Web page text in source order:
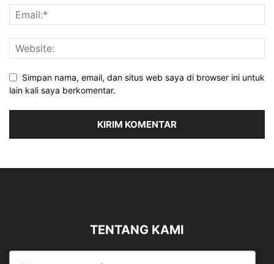
Simpan nama, email, dan situs web saya di browser ini untuk
lain kali saya berkomentar.
TENTANG KAMI